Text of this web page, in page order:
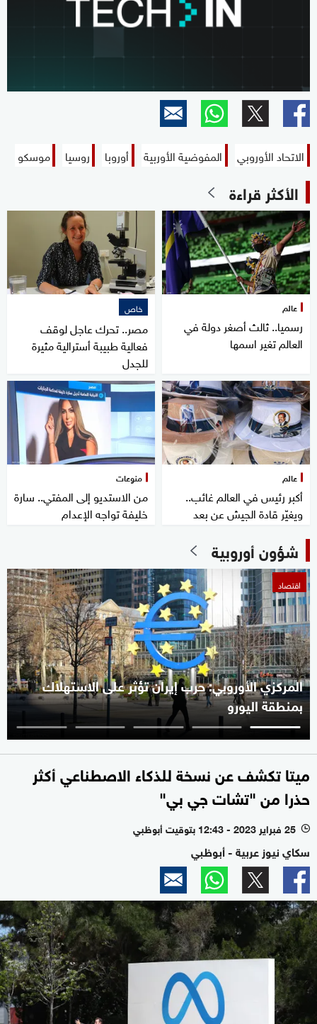
الاتحاد الأوروبي المفوضية الأوربية أوروبا روسيا موسكو
الأكثر قراءة
عالم
رسميا.. ثالث أصغر دولة في
العالم تغير اسمها
خاص
مصر.. تحرك عاجل لوقف
فعالية طبيبة أسترالية مثيرة
للجدل
عالم
أكبر رئيس في العالم غائب..
ويغيّر قادة الجيش عن بعد
منوعات
من الاستديو إلى المفتي.. سارة
خليفة تواجه الإعدام
شؤون أوروبية
اقتصاد
المركزي الأوروبي: حرب إيران تؤثر على الاستهلاك
بمنطقة اليورو
ميتا تكشف عن نسخة للذكاء الاصطناعي أكثر
حذرا من "تشات جي بي"
l 25 فبراير 2023 - 12:43 بتوقيت أبوظبي
سكاي نيوز عربية - أبوظبي